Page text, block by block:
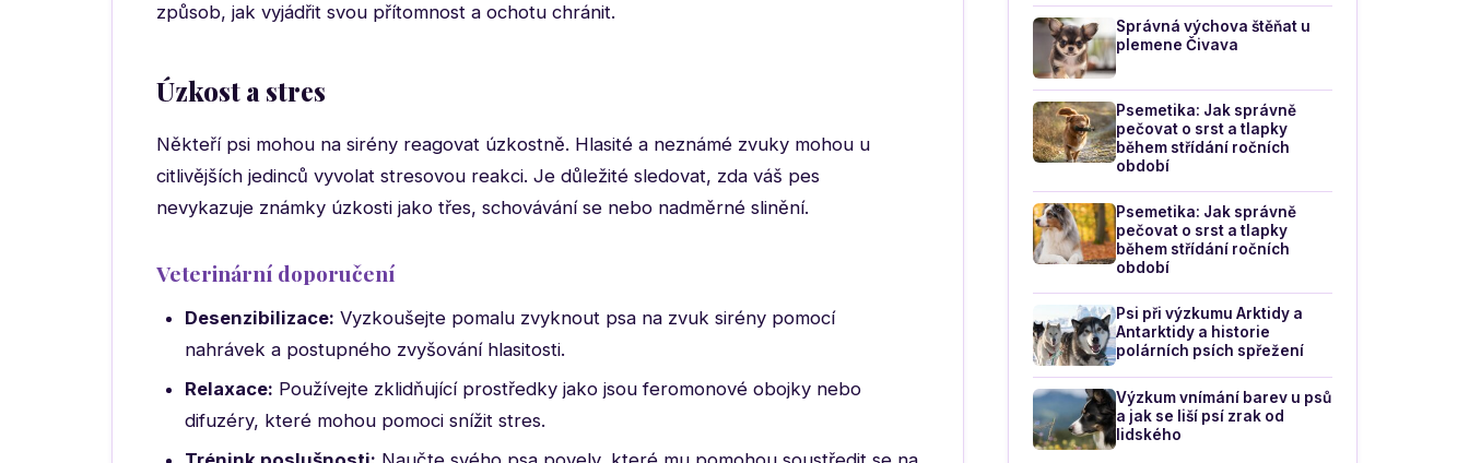
způsob, jak vyjádřit svou přítomnost a ochotu chránit.
Úzkost a stres
Někteří psi mohou na sirény reagovat úzkostně. Hlasité a neznámé zvuky mohou u
citlivějších jedinců vyvolat stresovou reakci. Je důležité sledovat, zda váš pes
nevykazuje známky úzkosti jako třes, schovávání se nebo nadměrné slinění.
Veterinární doporučení
Desenzibilizace: Vyzkoušejte pomalu zvyknout psa na zvuk sirény pomocí
nahrávek a postupného zvyšování hlasitosti.
Relaxace: Používejte zklidňující prostředky jako jsou feromonové obojky nebo
difuzéry, které mohou pomoci snížit stres.
Správná výchova štěňat u
plemene Čivava
Psemetika: Jak správně
pečovat o srst a tlapky
během střídání ročních
období
Psemetika: Jak správně
pečovat o srst a tlapky
během střídání ročních
období
Psi při výzkumu Arktidy a
Antarktidy a historie
polárních psích spřežení
Výzkum vnímání barev u psů
a jak se liší psí zrak od
lidského